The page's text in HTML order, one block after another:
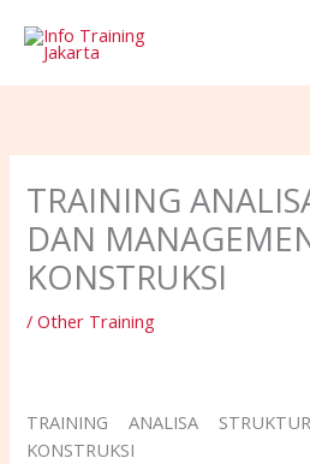
content
TRAINING
DAN
KONSTRUKSI
/Other Training
TRAINING ANALISA
KONSTRUKSI